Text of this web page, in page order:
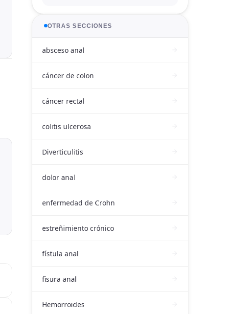
OTRAS SECCIONES
absceso anal
cáncer de colon
cáncer rectal
colitis ulcerosa
Diverticulitis
dolor anal
enfermedad de Crohn
estreñimiento crónico
fístula anal
fisura anal
Hemorroides